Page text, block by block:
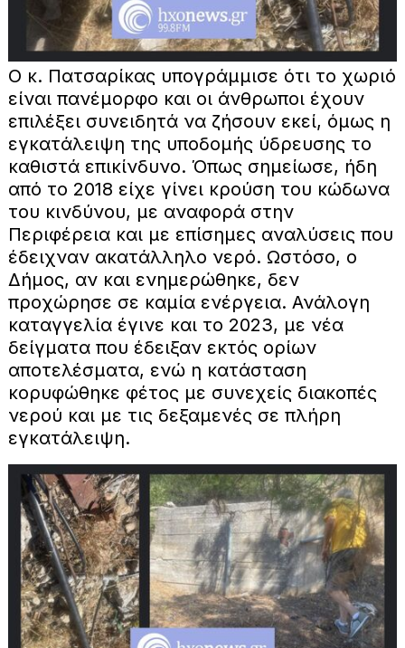
Ο κ. Πατσαρίκας υπογράμμισε ότι το χωριό
είναι πανέμορφο και οι άνθρωποι έχουν
επιλέξει συνειδητά να ζήσουν εκεί, όμως η
εγκατάλειψη της υποδομής ύδρευσης το
καθιστά επικίνδυνο. Όπως σημείωσε, ήδη
από το 2018 είχε γίνει κρούση του κώδωνα
του κινδύνου, με αναφορά στην
Περιφέρεια και με επίσημες αναλύσεις που
έδειχναν ακατάλληλο νερό. Ωστόσο, ο
Δήμος, αν και ενημερώθηκε, δεν
προχώρησε σε καμία ενέργεια. Ανάλογη
καταγγελία έγινε και το 2023, με νέα
δείγματα που έδειξαν εκτός ορίων
αποτελέσματα, ενώ η κατάσταση
κορυφώθηκε φέτος με συνεχείς διακοπές
νερού και με τις δεξαμενές σε πλήρη
εγκατάλειψη.